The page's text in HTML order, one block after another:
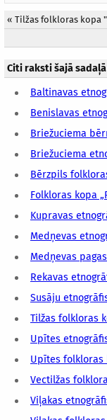
« Tilžas folkloras kopa
Citi raksti šajā sadaļā
Baltinavas
Benislavas
Briežuciema
Briežuciema
Bērzpils
Folkloras kopa
Kupravas
Medņevas
Medņevas
Rekavas
Susāju
Tilžas folkloras
Upītes
Upītes folkloras
Vectilžas
Viļakas